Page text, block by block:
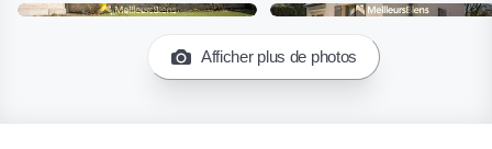
Afficher plus de photos